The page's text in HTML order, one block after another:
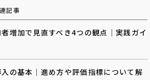
記事
増加で見直すべき4つの観点｜実践ガイ
入の基本｜進め方や評価指標について解